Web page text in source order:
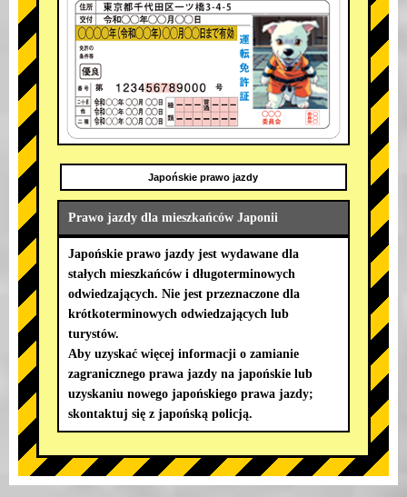
Japońskie prawo jazdy
Prawo jazdy dla mieszkańców Japonii
Japońskie prawo jazdy jest wydawane dla
stałych mieszkańców i długoterminowych
odwiedzających. Nie jest przeznaczone dla
krótkoterminowych odwiedzających lub
turystów.
Aby uzyskać więcej informacji o zamianie
zagranicznego prawa jazdy na japońskie lub
uzyskaniu nowego japońskiego prawa jazdy;
skontaktuj się z japońską policją.